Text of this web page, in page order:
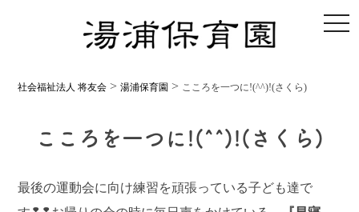
社会福祉法人 将友会 >湯浦保育園 > こころを一つに!(^^)!(さくら)
こころを一つに!(^^)!(さくら)
最後の運動会に向け練習を頑張っている子ども達で